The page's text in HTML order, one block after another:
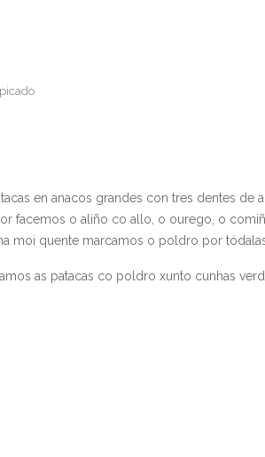
en anacos grandes con tres dentes
facemos o aliño co allo, o ourego, o
moi quente marcamos o poldro por
as patacas co poldro xunto cunhas